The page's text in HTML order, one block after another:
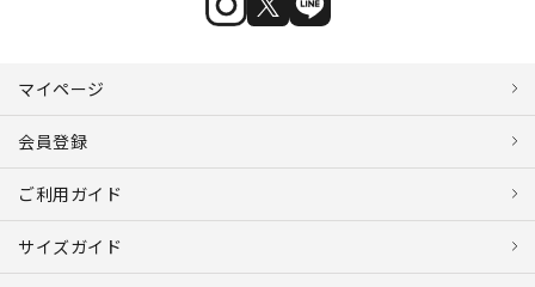
マイページ
会員登録
ご利用ガイド
サイズガイド